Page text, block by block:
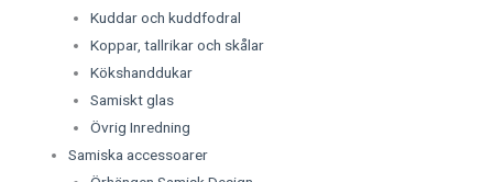
Kuddar och kuddfodral
Koppar, tallrikar och skålar
Kökshanddukar
Samiskt glas
Övrig Inredning
Samiska accessoarer